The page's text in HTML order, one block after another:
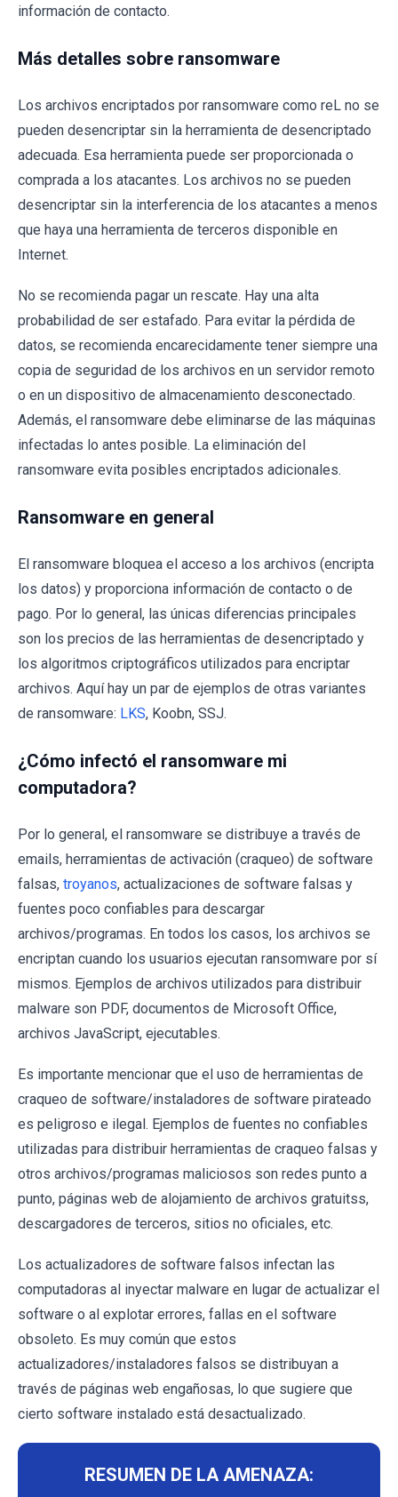
información de contacto.
Más detalles sobre ransomware
Los archivos encriptados por ransomware como reL no se
pueden desencriptar sin la herramienta de desencriptado
adecuada. Esa herramienta puede ser proporcionada o
comprada a los atacantes. Los archivos no se pueden
desencriptar sin la interferencia de los atacantes a menos
que haya una herramienta de terceros disponible en
Internet.
No se recomienda pagar un rescate. Hay una alta
probabilidad de ser estafado. Para evitar la pérdida de
datos, se recomienda encarecidamente tener siempre una
copia de seguridad de los archivos en un servidor remoto
o en un dispositivo de almacenamiento desconectado.
Además, el ransomware debe eliminarse de las máquinas
infectadas lo antes posible. La eliminación del
ransomware evita posibles encriptados adicionales.
Ransomware en general
El ransomware bloquea el acceso a los archivos (encripta
los datos) y proporciona información de contacto o de
pago. Por lo general, las únicas diferencias principales
son los precios de las herramientas de desencriptado y
los algoritmos criptográficos utilizados para encriptar
archivos. Aquí hay un par de ejemplos de otras variantes
de ransomware: LKS, Koobn, SSJ.
¿Cómo infectó el ransomware mi
computadora?
Por lo general, el ransomware se distribuye a través de
emails, herramientas de activación (craqueo) de software
falsas, troyanos, actualizaciones de software falsas y
fuentes poco confiables para descargar
archivos/programas. En todos los casos, los archivos se
encriptan cuando los usuarios ejecutan ransomware por sí
mismos. Ejemplos de archivos utilizados para distribuir
malware son PDF, documentos de Microsoft Office,
archivos JavaScript, ejecutables.
Es importante mencionar que el uso de herramientas de
craqueo de software/instaladores de software pirateado
es peligroso e ilegal. Ejemplos de fuentes no confiables
utilizadas para distribuir herramientas de craqueo falsas y
otros archivos/programas maliciosos son redes punto a
punto, páginas web de alojamiento de archivos gratuitss,
descargadores de terceros, sitios no oficiales, etc.
Los actualizadores de software falsos infectan las
computadoras al inyectar malware en lugar de actualizar el
software o al explotar errores, fallas en el software
obsoleto. Es muy común que estos
actualizadores/instaladores falsos se distribuyan a
través de páginas web engañosas, lo que sugiere que
cierto software instalado está desactualizado.
RESUMEN DE LA AMENAZA: